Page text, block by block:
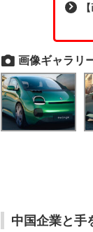
画像ギャラリ
中国企業と手